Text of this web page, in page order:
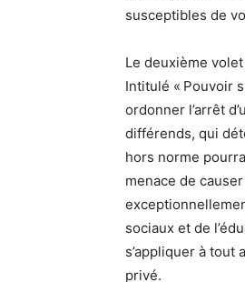
susceptibles de
Le deuxième
Intitulé « Pouvoir
ordonner l’arrêt
différends, qui
hors norme
menace de
sociaux et de
s’appliquer à
privé.